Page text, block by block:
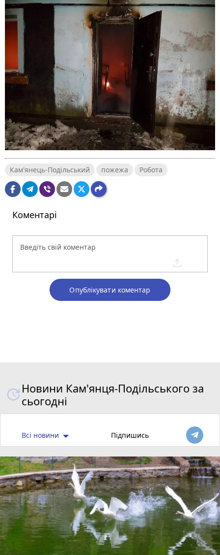
Кам'янець-Подільський пожежа Робота
Коментарі
Опублікувати коментар
Новини Кам'янця-Подільського за
сьогодні
Всі новини Підпишись